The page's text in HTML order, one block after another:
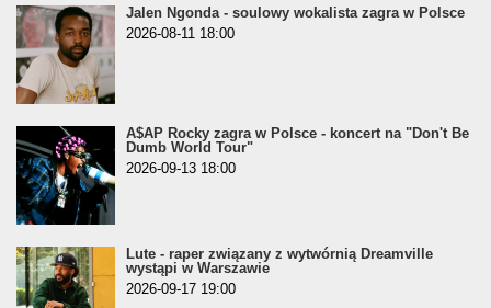
Jalen Ngonda - soulowy wokalista zagra w Polsce
2026-08-11 18:00
A$AP Rocky zagra w Polsce - koncert na "Don't Be
Dumb World Tour"
2026-09-13 18:00
Lute - raper związany z wytwórnią Dreamville
wystąpi w Warszawie
2026-09-17 19:00